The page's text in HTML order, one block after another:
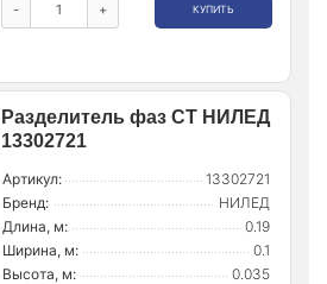
- + КУПИТЬ
Разделитель фаз CT НИЛЕД
13302721
Артикул:
13302721
Бренд:
НИЛЕД
Длина, м:
0.19
Ширина, м:
0.1
Высота, м:
0.035